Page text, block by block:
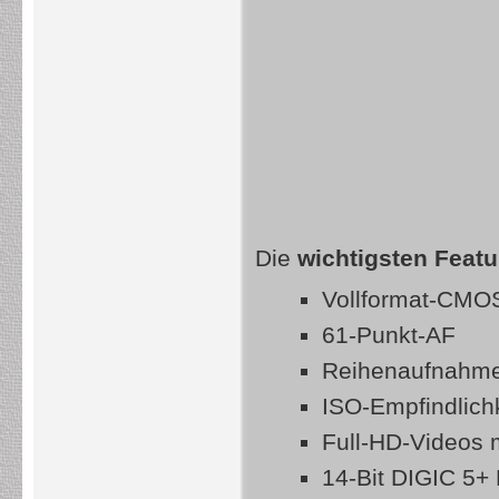
Die wichtigsten
Vollformat-
61-Punkt-AF
ISO-
Full-HD-Videos
14-Bit DIGIC 5+